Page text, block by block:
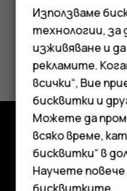
Таблети
Полезен ли
Да Не
Изследвайте
Информация
Използваме
технологии,
изживяване и
рекламите.
всички“, Вие
бисквитки и
Можете да
всяко време,
бисквитки“ в
Научете